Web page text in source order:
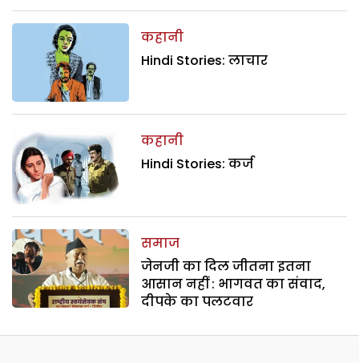
कहानी
Hindi Stories: लाचार
कहानी
Hindi Stories: कर्ज
समाज
जेनजी का दिल जीतना इतना
आसान नहीं : भागवत का संवाद,
दीपके का पलटवार